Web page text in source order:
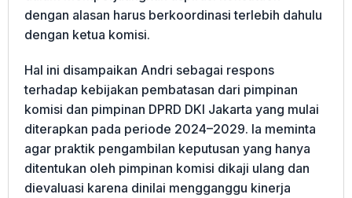
dengan alasan harus berkoordinasi terlebih dahulu
dengan ketua komisi.
Hal ini disampaikan Andri sebagai respons
terhadap kebijakan pembatasan dari pimpinan
komisi dan pimpinan DPRD DKI Jakarta yang mulai
diterapkan pada periode 2024–2029. Ia meminta
agar praktik pengambilan keputusan yang hanya
ditentukan oleh pimpinan komisi dikaji ulang dan
dievaluasi karena dinilai mengganggu kinerja